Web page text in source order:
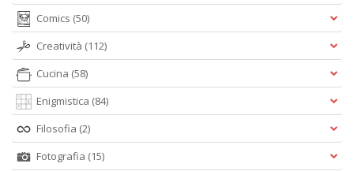
Comics (50)
Creatività (112)
Cucina (58)
Enigmistica (84)
Filosofia (2)
Fotografia (15)